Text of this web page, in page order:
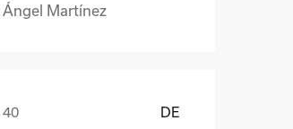
Ángel Martínez
DE